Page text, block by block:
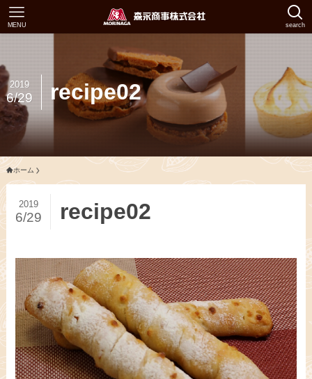
search
MENU
recipe02
2019
6/29
ホーム
recipe02
2019
6/29